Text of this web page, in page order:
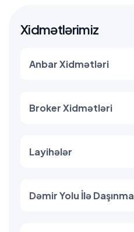
Xidmətlərimiz
Anbar Xidmətləri
Broker Xidmətləri
Layihələr
Dəmir Yolu İlə Daşınma